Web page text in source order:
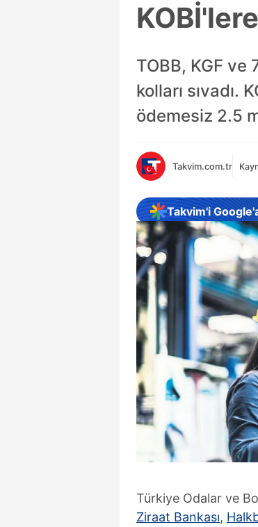
TOBB, KGF
kolları sıvadı.
ödemesiz 2.5
Takvim.com.tr
Takvim'i
Türkiye Odalar ve
Ziraat Bankası,